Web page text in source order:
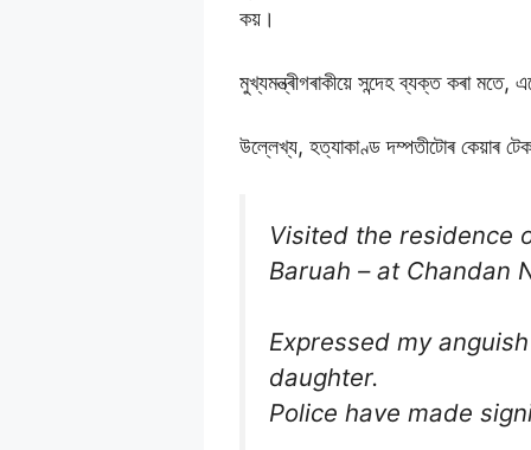
কয়।
মুখ্যমন্ত্ৰীগৰাকীয়ে সন্দেহ ব্যক্ত কৰা
উল্লেখ্য, হত্যাকাণ্ড দম্পতীটোৰ কেয়াৰ
Visited the residence
Baruah – at Chandan
Expressed my
daughter.
Police have made